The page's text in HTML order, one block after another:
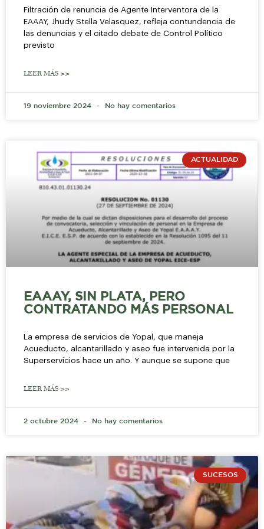
Filtración de renuncia de Agente Interventora de la
EAAAY, Jhudy Stella Velasquez, refleja contundencia de
las denuncias y el citado debate de Control Político
previsto
LEER MÁS >>
19 noviembre 2024 No hay comentarios
ACTUALIDAD
EAAAY, SIN PLATA, PERO
CONTRATANDO MÁS PERSONAL
La empresa de servicios de Yopal, que maneja
Acueducto, alcantarillado y aseo fue intervenida por la
Superservicios hace un año. Y aunque se supone que
LEER MÁS >>
2 octubre 2024 No hay comentarios
SUCESOS